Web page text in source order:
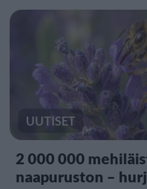
UUTISET
2 000 000
naapuruston –